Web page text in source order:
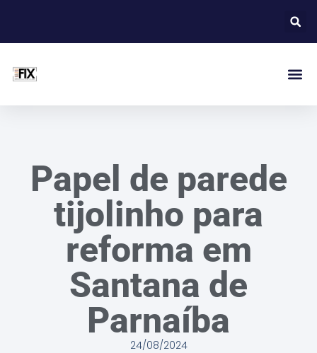
Papel de parede
tijolinho para
reforma em
Santana de
Parnaíba
24/08/2024